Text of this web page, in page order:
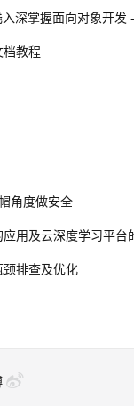
订阅阿里云物联网平
深掌握面向对象开发
档教程
角度做安全
用及云深度学习平台
排查及优化